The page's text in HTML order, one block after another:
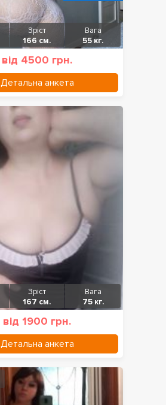
Зріст
166 см.
Вага
55 кг.
від 4500 грн.
Детальна анкета
Зріст
167 см.
Вага
75 кг.
від 1900 грн.
Детальна анкета